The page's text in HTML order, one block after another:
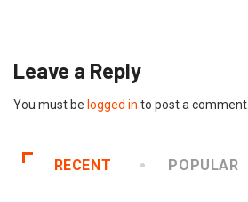
Leave a Reply
You must be logged in to post a comment.
RECENT POPULAR